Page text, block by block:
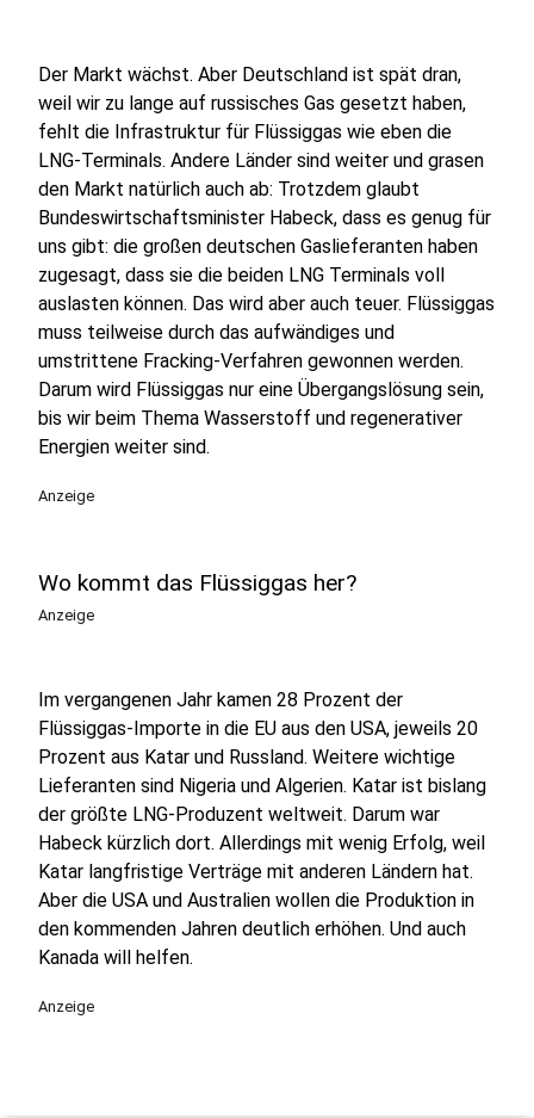
Der Markt wächst. Aber Deutschland ist spät dran,
weil wir zu lange auf russisches Gas gesetzt haben,
fehlt die Infrastruktur für Flüssiggas wie eben die
LNG-Terminals. Andere Länder sind weiter und grasen
den Markt natürlich auch ab: Trotzdem glaubt
Bundeswirtschaftsminister Habeck, dass es genug für
uns gibt: die großen deutschen Gaslieferanten haben
zugesagt, dass sie die beiden LNG Terminals voll
auslasten können. Das wird aber auch teuer. Flüssiggas
muss teilweise durch das aufwändiges und
umstrittene Fracking-Verfahren gewonnen werden.
Darum wird Flüssiggas nur eine Übergangslösung sein,
bis wir beim Thema Wasserstoff und regenerativer
Energien weiter sind.
Anzeige
Wo kommt das Flüssiggas her?
Anzeige
Im vergangenen Jahr kamen 28 Prozent der
Flüssiggas-Importe in die EU aus den USA, jeweils 20
Prozent aus Katar und Russland. Weitere wichtige
Lieferanten sind Nigeria und Algerien. Katar ist bislang
der größte LNG-Produzent weltweit. Darum war
Habeck kürzlich dort. Allerdings mit wenig Erfolg, weil
Katar langfristige Verträge mit anderen Ländern hat.
Aber die USA und Australien wollen die Produktion in
den kommenden Jahren deutlich erhöhen. Und auch
Kanada will helfen.
Anzeige